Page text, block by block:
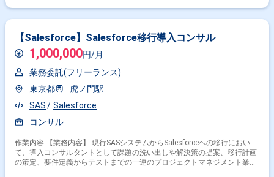
【Salesforce】Salesforce移行導入コンサル
1,000,000円/月
業務委託(フリーランス)
東京都
虎ノ門駅
SAS
Salesforce
コンサル
作業内容 【業務内容】 現行SASシステムからSalesforceへの移行におい
て、導入コンサルタントとして課題の洗い出しや解決策の提案、移行計画
の策定、要件定義からテストまでの一連のプロジェクトマネジメント業務
その他開発言語・スキルから探す
SQL JavaScript CSS Python
HTML
HTML5
React
その他の職種から探す
フロントエンドエンジニア
PMO